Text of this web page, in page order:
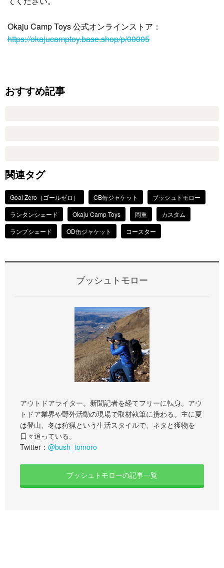
Okaju Camp Toys 公式オンラインストア：
https://okajucamptoy.base.shop/p/00005
おすすめ記事
関連タグ
Goal Zero（ゴールゼロ） CB缶ジャケット
ブッシュトモロー
ランタンシェード
Okaju Camp Toys 岡重
カスタム
ランプシェード
OD缶ジャケット コースター
ブッシュトモロー
アウトドアライター。新聞記者を経てフリーに転身。アウ
トドア業界や野外活動の現場で取材執筆に携わる。主に夏
は登山、冬は狩猟という生活スタイルで、ネタと獲物を
日々追っている。
Twitter： @bush_tomoro
ブッシュトモローの記事一覧